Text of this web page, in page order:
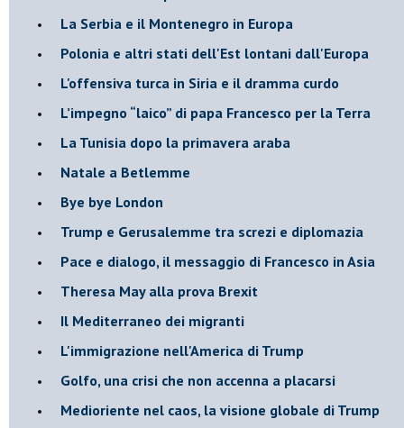
La Serbia e il Montenegro in Europa
Polonia e altri stati dell'Est lontani dall'Europa
L'offensiva turca in Siria e il dramma curdo
L’impegno “laico” di papa Francesco per la Terra
La Tunisia dopo la primavera araba
Natale a Betlemme
Bye bye London
Trump e Gerusalemme tra screzi e diplomazia
Pace e dialogo, il messaggio di Francesco in Asia
Theresa May alla prova Brexit
Il Mediterraneo dei migranti
L'immigrazione nell'America di Trump
Golfo, una crisi che non accenna a placarsi
Medioriente nel caos, la visione globale di Trump